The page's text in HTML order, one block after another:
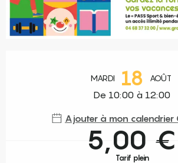
MARDI 18 AOÛT
De 10:00 à 12:00
Ajouter à mon calendrier
5,00 €
Tarif plein